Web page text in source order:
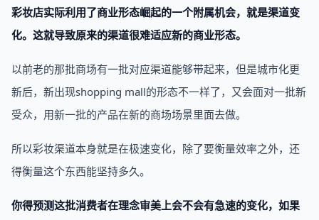
彩妆店实际利用了商业形态崛起的一个附属机会，就是渠道变
化。这就导致原来的渠道很难适应新的商业形态。
以前老的那批商场有一批对应渠道能够带起来，但是城市化更
新后，新出现shopping mall的形态不一样了，又会面对一批新
受众，用新一批的产品在新的商场场景里面去做。
所以彩妆渠道本身就是在极速变化，除了要衡量效率之外，还
得衡量这个东西能坚持多久。
你得预测这批消费者在理念审美上会不会有急速的变化，如果